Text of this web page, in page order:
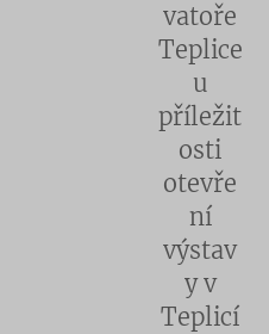
vatoře
Teplice
u
příležit
osti
otevře
ní
výstav
y v
Teplicí